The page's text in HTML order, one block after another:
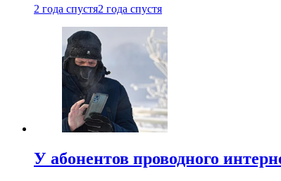
2 года спустя2 года спустя
У абонентов проводного